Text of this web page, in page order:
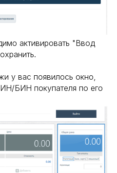
активировать "Ввод
у вас появилось окно,
БИН покупателя по его